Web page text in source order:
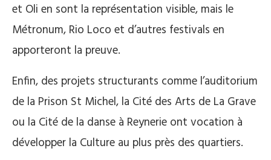
et Oli en sont la représentation visible, mais le
Métronum, Rio Loco et d’autres festivals en
apporteront la preuve.
Enfin, des projets structurants comme l’auditorium
de la Prison St Michel, la Cité des Arts de La Grave
ou la Cité de la danse à Reynerie ont vocation à
développer la Culture au plus près des quartiers.